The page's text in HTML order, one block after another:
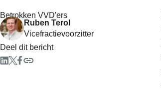
Betrokken VVD'ers
Ruben Terol
Vicefractievoorzitter
Deel dit bericht